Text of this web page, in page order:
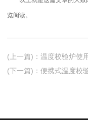
览阅读。
(上一篇) ： 温度校验炉使
(下一篇) ： 便携式温度校